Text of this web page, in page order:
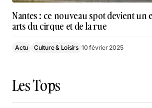
Nantes : ce nouveau spot devient un
arts du cirque et de la rue
Actu Culture & Loisirs 10 février 2025
Les Tops